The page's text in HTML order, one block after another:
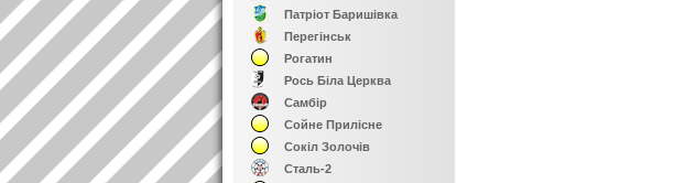
Патріот Баришівка
Перегінськ
Рогатин
Рось Біла Церква
Самбір
Сойне Прилісне
Сокіл Золочів
Сталь-2